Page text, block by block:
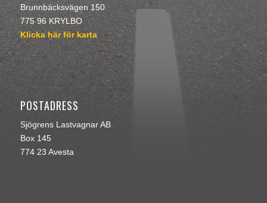
Brunnbäcksvägen 150
775 96 KRYLBO
Klicka här för karta
POSTADRESS
Sjögrens Lastvagnar AB
Box 145
774 23 Avesta